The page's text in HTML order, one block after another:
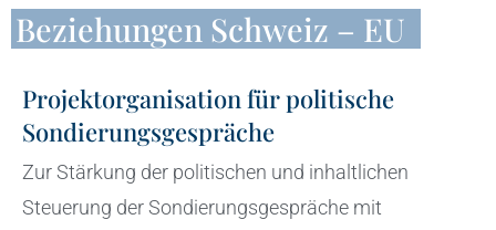
Beziehungen Schweiz – EU
Projektorganisation für politische
Sondierungsgespräche
Zur Stärkung der politischen und inhaltlichen
Steuerung der Sondierungsgespräche mit